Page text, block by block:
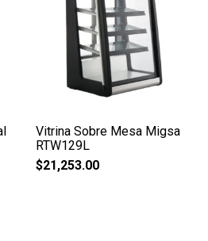
Vitrina Sobre Mesa Migsa
RTW129L
$21,253.00